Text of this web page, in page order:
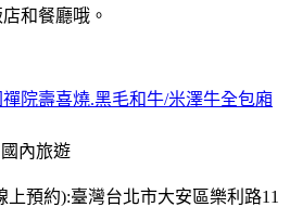
和餐廳哦。
禪院壽喜燒.黑毛和牛/米澤牛全包廂
國內旅遊
預約):臺灣台北市大安區樂利路11